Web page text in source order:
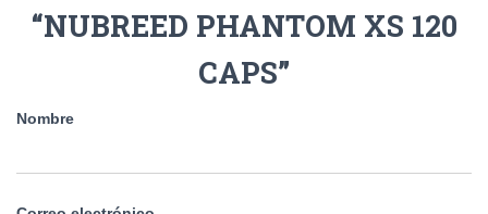
“NUBREED PHANTOM XS 120
CAPS”
Nombre